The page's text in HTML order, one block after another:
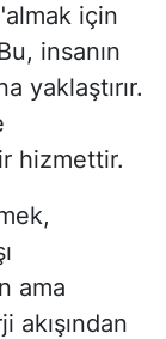
için
insanın
yaklaştırır.
hizmettir.
ama